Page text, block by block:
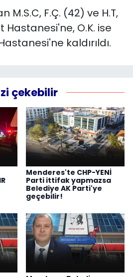
M.S.C, F.Ç. (42) ve H.T,
Hastanesi'ne, O.K. ise
kaldırıldı.
çekebilir
Menderes'te CHP-YENİ
Parti ittifak yapmazsa
Belediye AK Parti'ye
geçebilir!